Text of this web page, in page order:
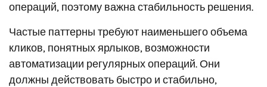
операций, поэтому важна стабильность решения.
Частые паттерны требуют наименьшего объема
кликов, понятных ярлыков, возможности
автоматизации регулярных операций. Они
должны действовать быстро и стабильно,